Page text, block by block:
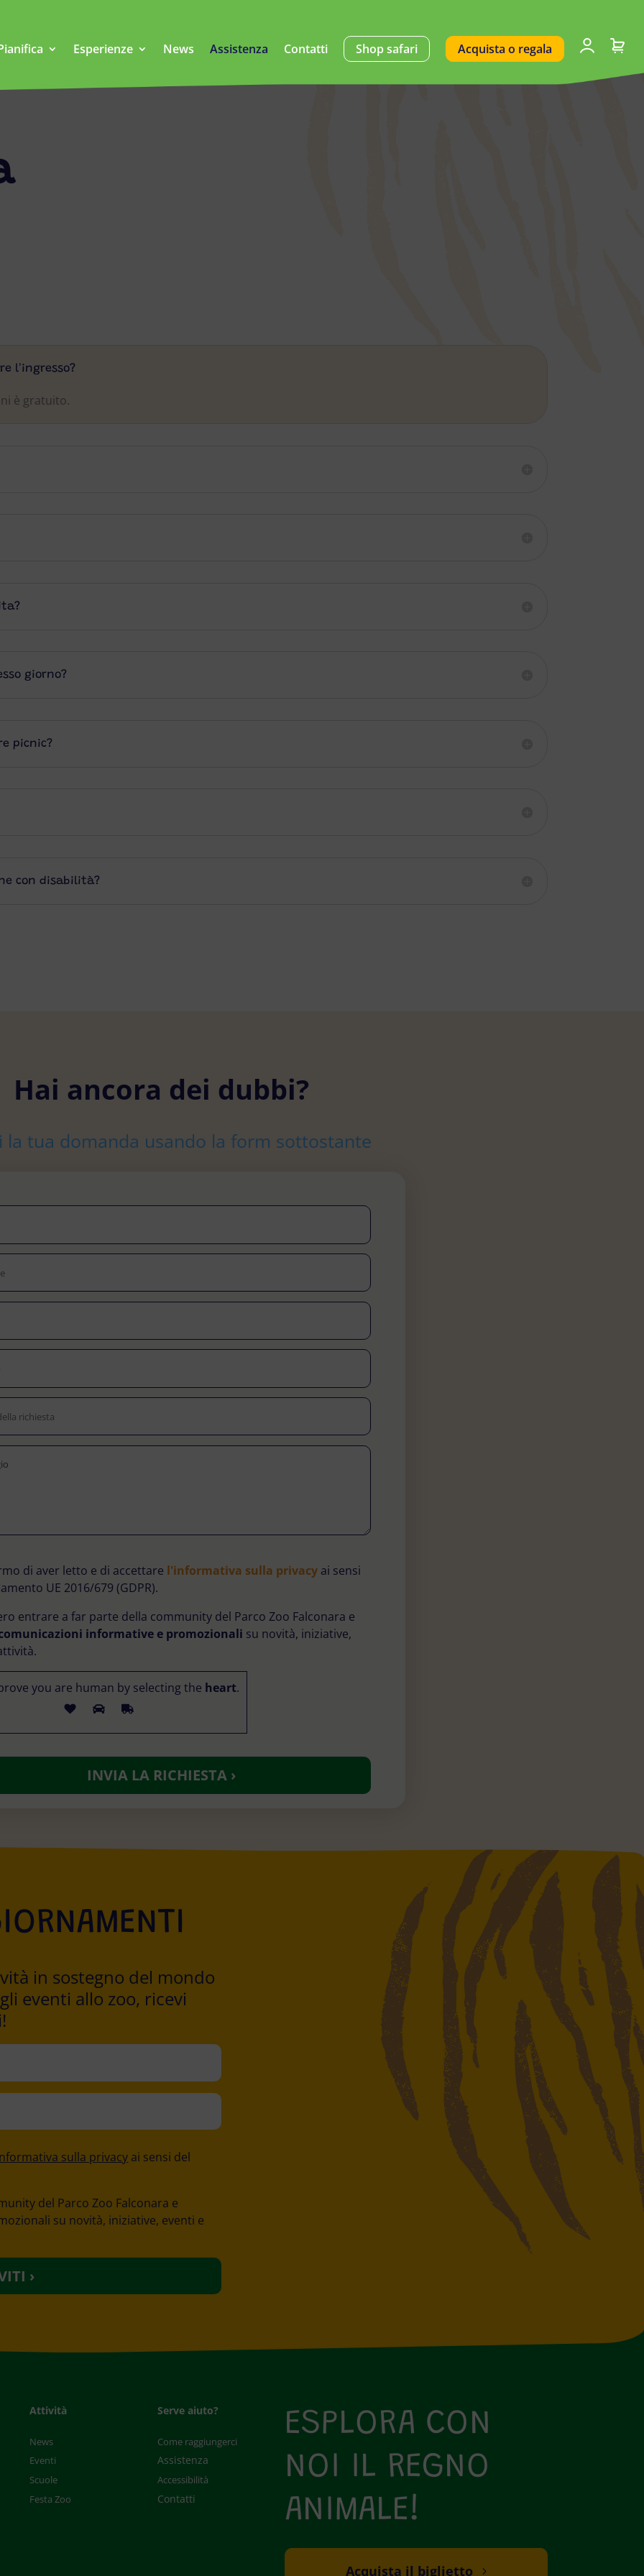
Esperienze News Assistenza Contatti Shop safari Acquista o regala
l'ingresso?
è gratuito.
giorno?
picnic?
con disabilità?
Hai ancora dei dubbi?
la tua domanda usando la form sottostante
di aver letto e di accettare l'informativa sulla privacyai sensi
UE 2016/679 (GDPR).
entrare a far parte della community del Parco Zoo Falconara e
informative e promozionali su novità, iniziative,
you are human by selecting the heart.
in sostegno del mondo
eventi allo zoo, ricevi
sulla privacy ai sensi del
del Parco Zoo Falconara e
su novità, iniziative, eventi e
Attività
News
Eventi
Scuole
Festa Zoo
Serve aiuto?
Come raggiungerci
Assistenza
Accessibilità
Contatti
ESPLORA CON
NOI IL REGNO
ANIMALE!
Acquista il biglietto